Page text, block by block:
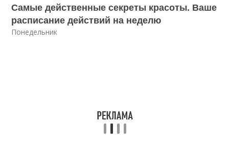
Самые действенные секреты красоты. Ваше
расписание действий на неделю
Понедельник